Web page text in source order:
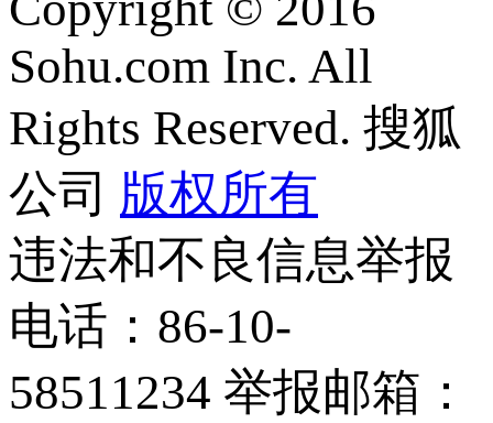
Sohu.com Inc. All
Rights Reserved. 搜狐
公司 版权所有
违法和不良信息举报
电话：86-10-
58511234 举报邮箱：